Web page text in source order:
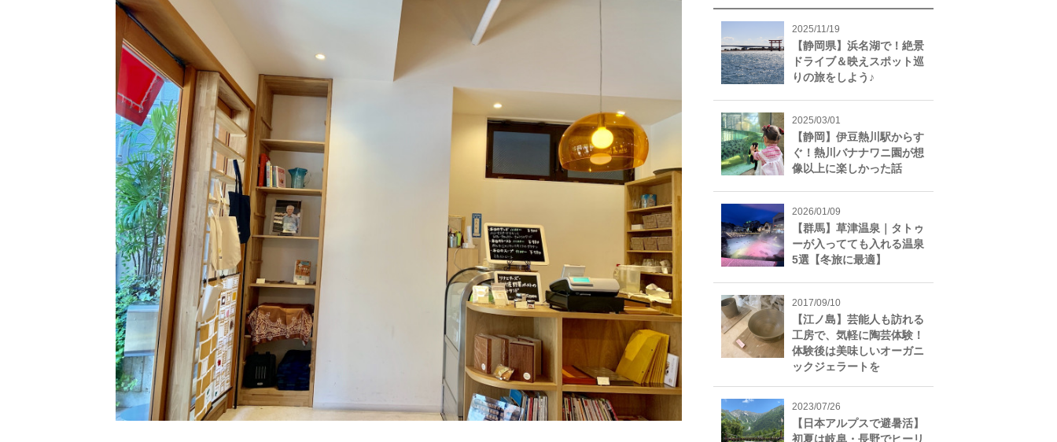
2025/11/19
【静岡県】浜名湖で！絶景
ドライブ＆映えスポット巡
りの旅をしよう♪
2025/03/01
【静岡】伊豆熱川駅からす
ぐ！熱川バナナワニ園が想
像以上に楽しかった話
2026/01/09
【群馬】草津温泉｜タトゥ
ーが入ってても入れる温泉
5選【冬旅に最適】
2017/09/10
【江ノ島】芸能人も訪れる
工房で、気軽に陶芸体験！
体験後は美味しいオーガニ
ックジェラートを
2023/07/26
【日本アルプスで避暑活】
初夏は岐阜・長野でヒーリ